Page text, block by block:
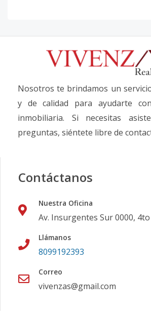
Nosotros te brindamos un
y de calidad para ayudarte
inmobiliaria. Si necesitas
preguntas, siéntete libre de
Contáctanos
Nuestra Oficina
Av. Insurgentes Sur 0000,
Llámanos
8099192393
Correo
vivenzas@gmail.com